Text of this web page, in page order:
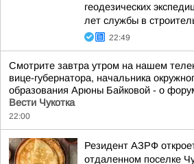
геодезических
лет службы в
22:49
Смотрите завтра утром на нашем
вице-губернатора, начальника
образования Арюны Байковой - о
Вести Чукотка
22:00
Резидент АЗРФ
отдаленном поселке